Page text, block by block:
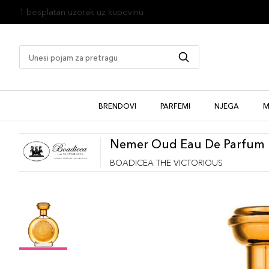
1 besplatan uzorak uz kupovinu
BRENDOVI PARFEMI NJEGA
Nemer Oud Eau De Parfum
BOADICEA THE VICTORIOUS